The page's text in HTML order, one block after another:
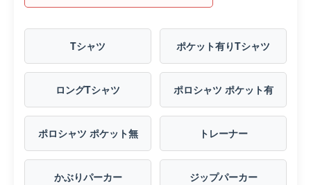
Tシャツ ポケット有りTシャツ
ロングTシャツ ポロシャツ ポケット有
ポロシャツ ポケット無 トレーナー
かぶりパーカー ジップパーカー